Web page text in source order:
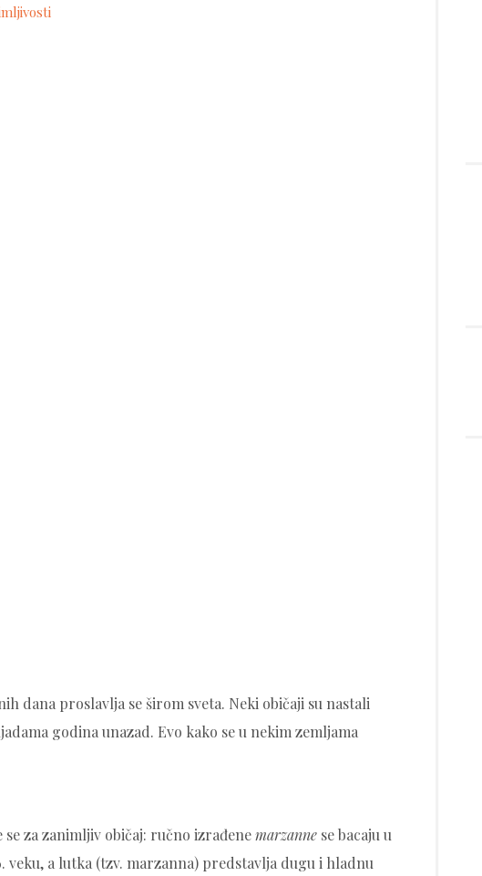
dana proslavlja se širom sveta. Neki običaji su nastali
godina unazad. Evo kako se u nekim zemljama
za zanimljiv običaj: ručno izrađenemarzanne se bacaju u
veku, a lutka (tzv. marzanna) predstavlja dugu i hladnu